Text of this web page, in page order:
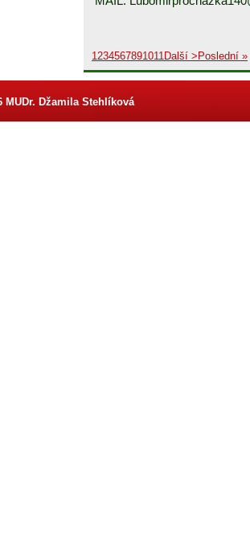
1234567891011Další > Poslední »
MUDr. Džamila Stehlíková